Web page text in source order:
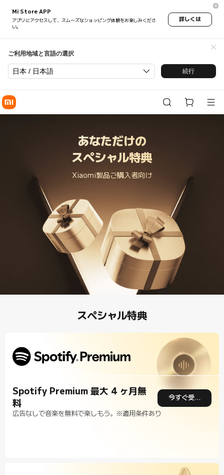
Mi Store APP
アプリにアクセスして、スムーズなショッピング体験をお楽しみくださ
い。
詳しくは
ご利用地域と言語の選択
日本 / 日本語 続行
あなただけのスペシャル特典 -
あなただけの
スペシャル特典
Xiaomi製品ご購入者向け
スペシャル特典
Spotify Premium 最大 4 ヶ月無
料
今すぐ受け取る
広告なしで音楽を無料で楽しもう。※適用条件あり